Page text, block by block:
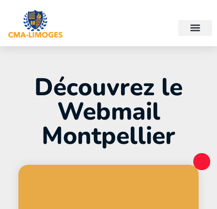
Découvrez le
Webmail
Montpellier